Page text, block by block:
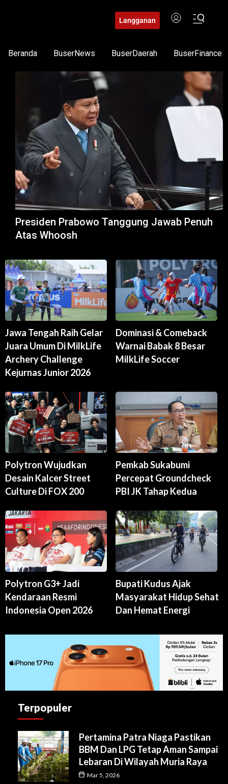
Langganan
Beranda BuserNews BuserDaerah BuserFinance
Presiden Prabowo Tanggung Jawab Penuh
Atas Whoosh
Jawa Tengah Raih Gelar
Juara Umum Di MilkLife
Archery Challenge
Kejurnas Junior 2026
Dominasi & Comeback
Warnai Babak 8 Besar
MilkLife Soccer
Polytron Wujudkan
Desain Kalcer Street
Culture Di FOX 200
Pemkab Sukabumi
Percepat Groundcheck
PBI JK Tahap Kedua
Polytron G3+ Jadi
Kendaraan Resmi
Indonesia Open 2026
Bupati Kudus Ajak
Masyarakat Hidup Sehat
Dan Hemat Energi
Terpopuler
Pertamina Patra Niaga Pastikan
BBM Dan LPG Tetap Aman Sampai
Lebaran Di Wilayah Muria Raya
Mar 5, 2026